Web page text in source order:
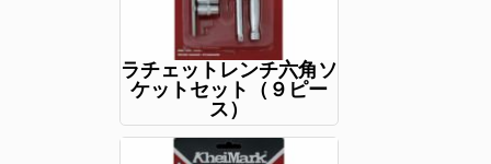
ラチェットレンチ六角ソ
ケットセット（９ピー
ス）